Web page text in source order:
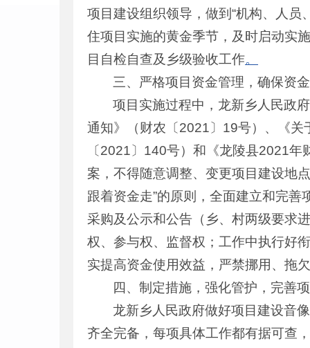
项目建设组织领导，做到“机构、人
住项目实施的黄金季节，及时启动实
目自检自查及乡级验收工作。
三、严格项目资金管理，确保资
项目实施过程中，龙新乡人民政
通知》（财农〔2021〕19号）、《
〔2021〕140号）和《龙陵县2021
案，不得随意调整、变更项目建设地
跟着资金走”的原则，全面建立和完
采购及公示和公告（乡、村两级要求
权、参与权、监督权；工作中执行好
实提高资金使用效益，严禁挪用、拖
四、制定措施，强化管护，完善
龙新乡人民政府做好项目建设音
齐全完备，每项具体工作都有据可查